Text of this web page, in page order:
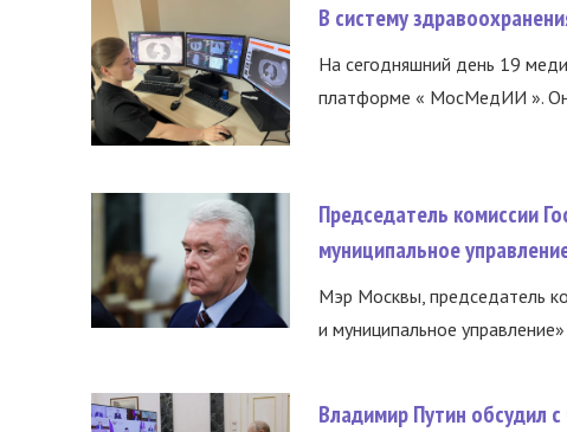
В систему
На сегодняшний день 19
платформе « МосМедИИ ».
Председатель комиссии
муниципальное
Мэр Москвы, председатель
и муниципальное
Владимир Путин обсудил